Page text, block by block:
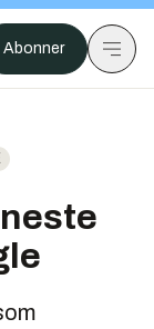
Abonner